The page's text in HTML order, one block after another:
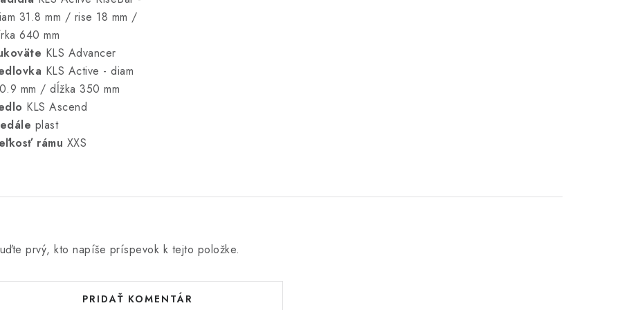
31.8 mm / rise 18 mm /
640 mm
KLS Advancer
KLS Active - diam
mm / dĺžka 350 mm
KLS Ascend
plast
rámu XXS
prvý, kto napíše príspevok k tejto položke.
PRIDAŤ KOMENTÁR